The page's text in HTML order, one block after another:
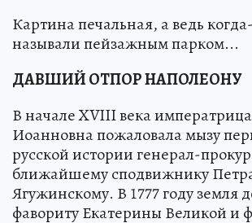
Картина печальная, а ведь
называли пейзажным парком...
ДАВШИЙ ОТПОР НАПОЛЕОНУ
В начале XVIII века
Иоанновна пожаловала мызу
русской истории генерал-
ближайшему сподвижнику
Ягужинскому. В 1777 году земля
фавориту Екатерины Великой и